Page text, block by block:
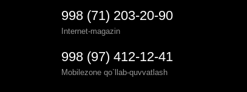
998 (71) 203-20-90
Internet-magazin
998 (97) 412-12-41
Mobilezone qo`llab-quvvatlash